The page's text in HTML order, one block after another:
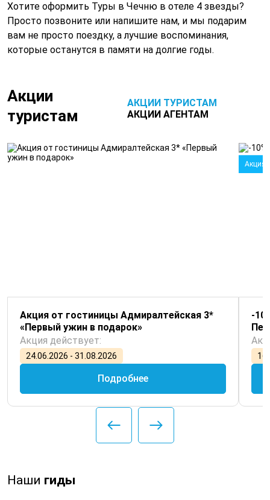
Хотите оформить Туры в Чечню в отеле 4 звезды?
Просто позвоните или напишите нам, и мы подарим
вам не просто поездку, а лучшие воспоминания,
которые останутся в памяти на долгие годы.
Акции
туристам
АКЦИИ ТУРИСТАМ
АКЦИИ АГЕНТАМ
Акция от гостиницы Адмиралтейская 3*
«Первый ужин в подарок»
Акция действует:
24.06.2026 - 31.08.2026
Подробнее
Акция
-
Наши гиды